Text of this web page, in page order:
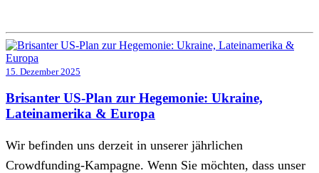
15. Dezember 2025
Brisanter US-Plan zur Hegemonie: Ukraine,
Lateinamerika & Europa
Wir befinden uns derzeit in unserer jährlichen
Crowdfunding-Kampagne. Wenn Sie möchten, dass unser